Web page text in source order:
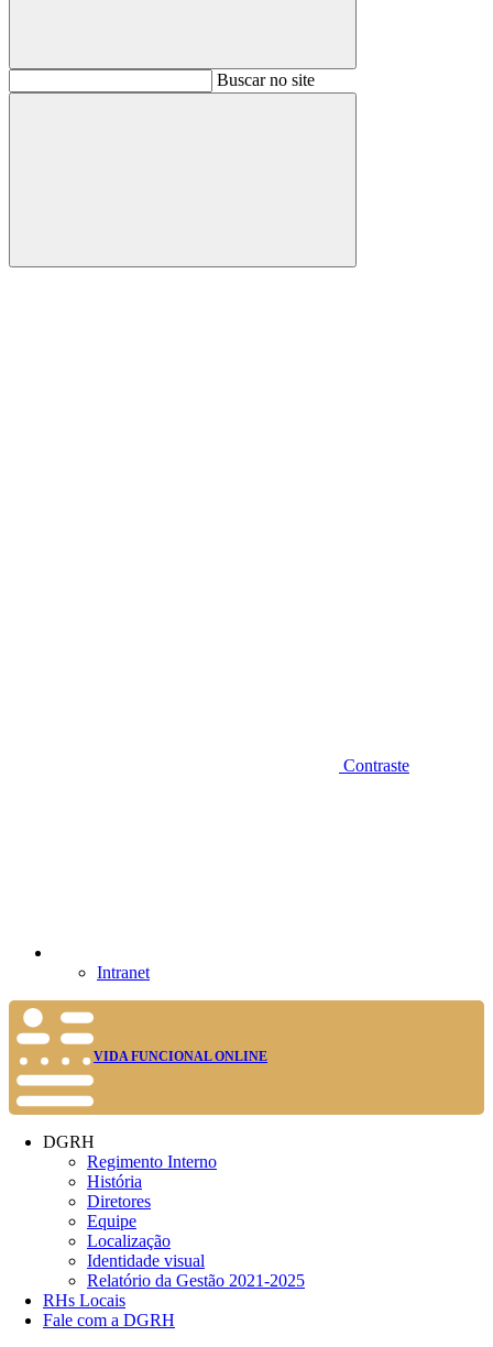
BuscarBuscar no site
Buscar
Contraste
Intranet
VIDA FUNCIONAL ONLINE
DGRH
Regimento Interno
História
Diretores
Equipe
Localização
Identidade visual
Relatório da Gestão 2021-2025
RHs Locais
Fale com a DGRH